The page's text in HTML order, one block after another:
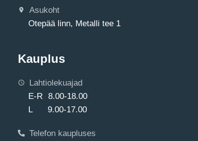
Asukoht
Otepää linn, Metalli tee 1
Kauplus
Lahtiolekuajad
E-R 8.00-18.00
L 9.00-17.00
Telefon kaupluses